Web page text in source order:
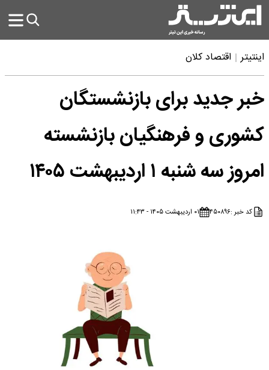
اینتیتر اقتصاد کلان
خبر جدید برای بازنشستگان
کشوری و فرهنگیان بازنشسته
امروز سه شنبه ۱ اردیبهشت ۱۴۰۵
کد خبر :۴۵۰۸۹۶ ۰۱ اردیبهشت ۱۴۰۵ - ۱۱:۴۳